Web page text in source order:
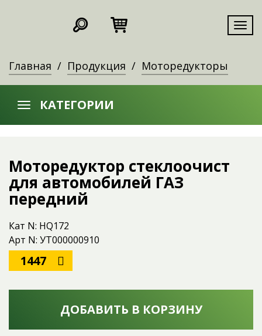
Главная Продукция Моторедукторы
КАТЕГОРИИ
Моторедуктор стеклоочист
для автомобилей ГАЗ
передний
Кат N: HQ172
Арт N: УТ000000910
1447
ДОБАВИТЬ В КОРЗИНУ